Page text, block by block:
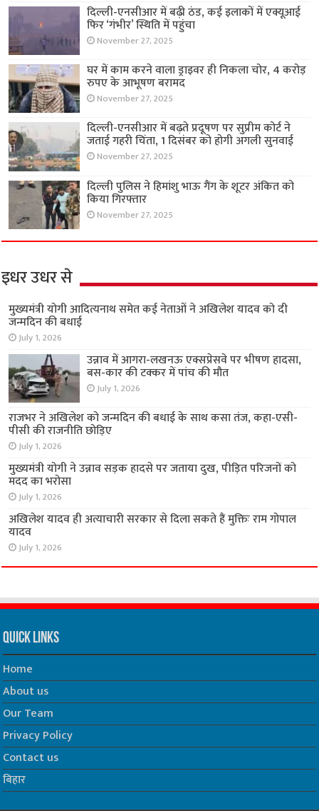
दिल्ली-एनसीआर में बढ़ी ठंड, कई इलाकों में एक्यूआई
फिर ‘गंभीर’ स्थिति में पहुंचा
November 27, 2025
घर में काम करने वाला ड्राइवर ही निकला चोर, 4 करोड़
रुपए के आभूषण बरामद
November 27, 2025
दिल्ली-एनसीआर में बढ़ते प्रदूषण पर सुप्रीम कोर्ट ने
जताई गहरी चिंता, 1 दिसंबर को होगी अगली सुनवाई
November 27, 2025
दिल्ली पुलिस ने हिमांशु भाऊ गैंग के शूटर अंकित को
किया गिरफ्तार
November 27, 2025
इधर उधर से
मुख्यमंत्री योगी आदित्यनाथ समेत कई नेताओं ने अखिलेश यादव को दी
जन्मदिन की बधाई
July 1, 2026
उन्नाव में आगरा-लखनऊ एक्सप्रेसवे पर भीषण हादसा,
बस-कार की टक्कर में पांच की मौत
July 1, 2026
राजभर ने अखिलेश को जन्मदिन की बधाई के साथ कसा तंज, कहा-एसी-
पीसी की राजनीति छोड़िए
July 1, 2026
मुख्यमंत्री योगी ने उन्नाव सड़क हादसे पर जताया दुख, पीड़ित परिजनों को
मदद का भरोसा
July 1, 2026
अखिलेश यादव ही अत्याचारी सरकार से दिला सकते हैं मुक्तिः राम गोपाल
यादव
July 1, 2026
Quick Links
Home
About us
Our Team
Privacy Policy
Contact us
बिहार